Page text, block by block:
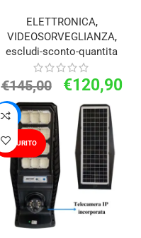
ELETTRONICA,
VIDEOSORVEGLIANZA,
escludi-sconto-quantita
€145,00 €120,90
-24%
ESAURITO